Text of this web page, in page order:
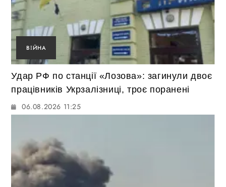
ВІЙНА
Удар РФ по станції «Лозова»: загинули двоє
працівників Укрзалізниці, троє поранені
06.08.2026 11:25